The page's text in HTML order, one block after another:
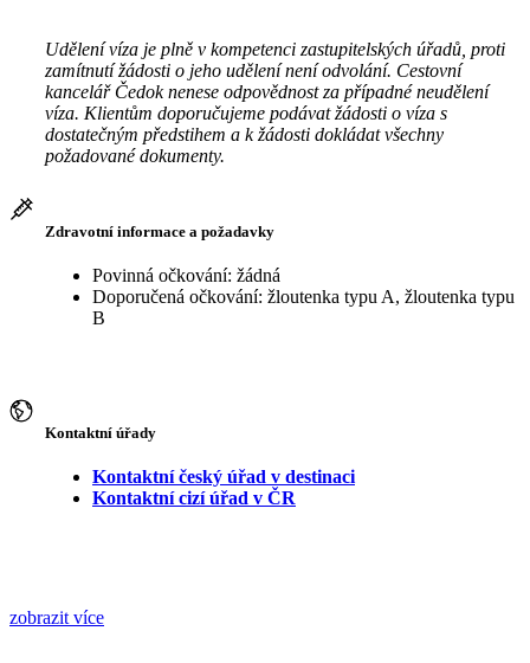
Udělení víza je plně v kompetenci zastupitelských úřadů, proti
zamítnutí žádosti o jeho udělení není odvolání. Cestovní
kancelář Čedok nenese odpovědnost za případné neudělení
víza. Klientům doporučujeme podávat žádosti o víza s
dostatečným předstihem a k žádosti dokládat všechny
požadované dokumenty.
Zdravotní informace a požadavky
Povinná očkování: žádná
Doporučená očkování: žloutenka typu A, žloutenka typu
B
Kontaktní úřady
Kontaktní český úřad v destinaci
Kontaktní cizí úřad v ČR
zobrazit více